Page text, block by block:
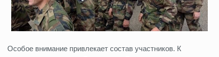
Особое внимание привлекает состав участников. К